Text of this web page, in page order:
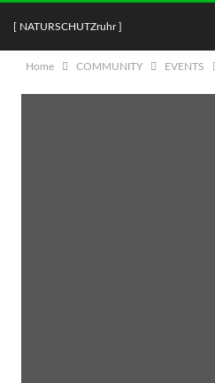
[ NATURSCHUTZruhr ]
Home COMMUNITY EVENTS